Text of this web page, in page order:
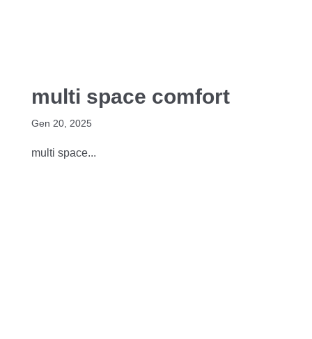
multi space comfort
Gen 20, 2025
multi space...